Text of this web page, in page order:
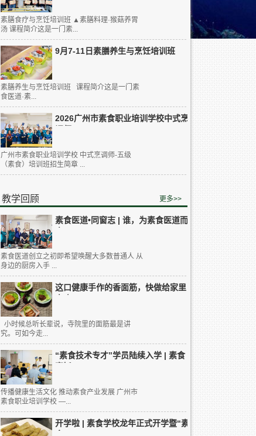
素膳食疗与烹饪培训班 ▲素膳料理·猴菇养胃
汤 课程简介这是一门素...
9月7-11日素膳养生与烹饪培训班
素膳养生与烹饪培训班 课程简介这是一门素
食医道·素...
2026广州市素食职业培训学校中式烹
广州市素食职业培训学校 中式烹调师-五级
（素食）培训班招生简章 ...
教学回顾 更多>>
素食医道•同窗志 | 谁，为素食医道而
素食医道创立之初即希望唤醒大多数普通人 从
身边的厨房入手 ...
这口健康手作的香面筋，快做给家里
小时候总听长辈说，寺院里的面筋最是讲
究。可如今走...
“素食技术专才”学员陆续入学 | 素食
传播健康生活文化 推动素食产业发展 广州市
素食职业培训学校 —...
开学啦 | 素食学校龙年正式开学暨“素
食...